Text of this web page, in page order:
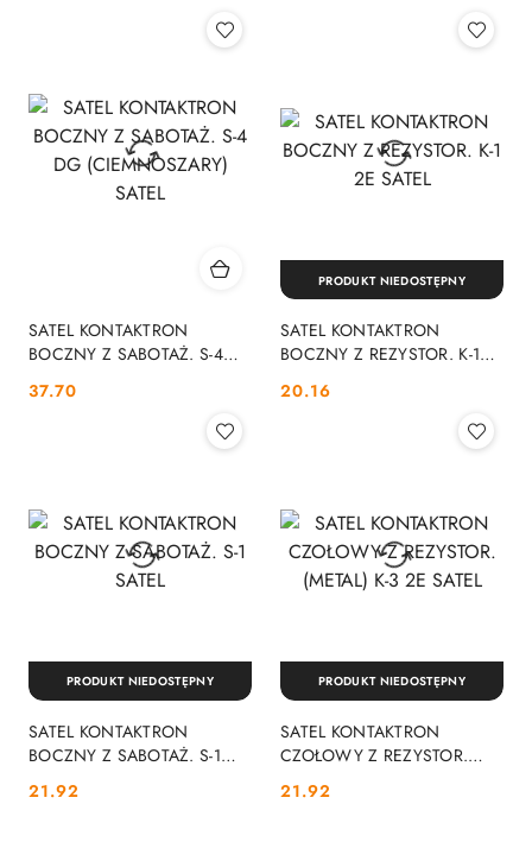
SATEL KONTAKTRON
BOCZNY Z SABOTAŻ. S-4
Cena:
37.70
SATEL KONTAKTRON
BOCZNY Z REZYSTOR. K-1
Cena:
20.16
PRODUKT NIEDOSTĘPNY
SATEL KONTAKTRON
BOCZNY Z SABOTAŻ. S-1
Cena:
21.92
PRODUKT NIEDOSTĘPNY
SATEL KONTAKTRON
CZOŁOWY Z REZYSTOR.
Cena:
21.92
PRODUKT NIEDOSTĘPNY